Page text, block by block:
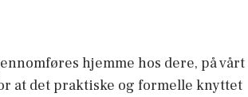
hjemme hos dere, på vårt
at det praktiske og formelle knyttet